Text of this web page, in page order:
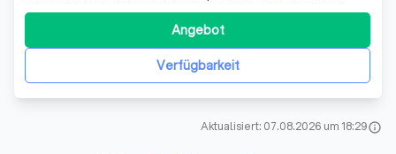
gegründet und später um das Handwerk des
Glaserfachbetriebs erweitert. Seit dieser Zeit sind wir für
Sie vor Ort und im Nahbereich tätig. Unser Unternehmen
bietet Ihnen alles aus einer Han
Verfügbarkeit
Angebot
Aktualisiert: 07.08.2026 um 18:29info